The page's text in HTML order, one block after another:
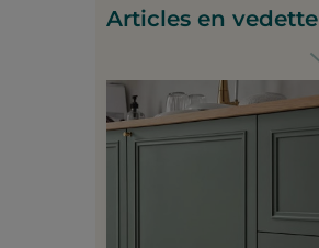
Articles en vedette